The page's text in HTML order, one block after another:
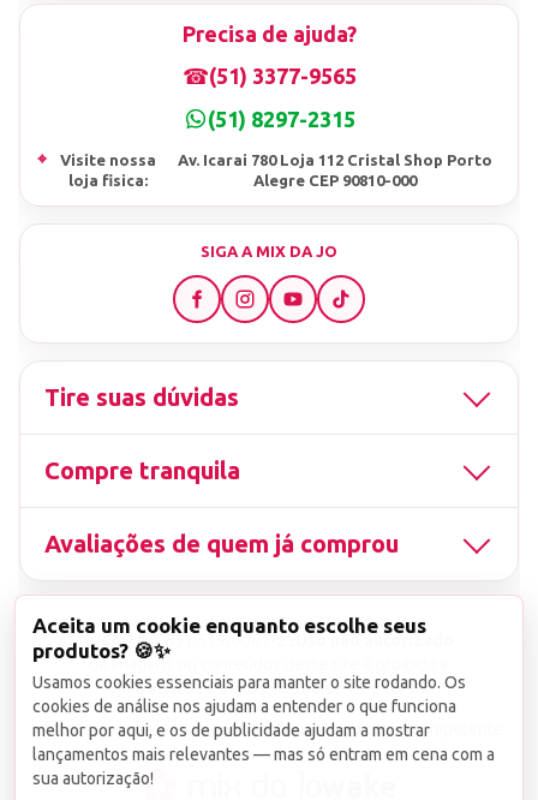
Precisa de ajuda?
☎(51) 3377-9565
(51) 8297-2315
⌖
Visite nossa
loja fisica:
Av. Icarai 780 Loja 112 Cristal Shop Porto
Alegre CEP 90810-000
SIGA A MIX DA JO
Tire suas dúvidas
Compre tranquila
Avaliações de quem já comprou
▤ CNPJ13.851.519/0001-25
de imagens ou conteúdos deste site é proibido e
viola a Lei de Direitos Autorais nº 9.610/98.
Infrações serão denunciadas diretamente ao órgão competente.
Aceita um cookie enquanto escolhe seus
produtos? 🍪✨
Usamos cookies essenciais para manter o site rodando. Os
cookies de análise nos ajudam a entender o que funciona
melhor por aqui, e os de publicidade ajudam a mostrar
lançamentos mais relevantes — mas só entram em cena com a
sua autorização!